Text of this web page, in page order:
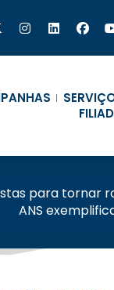
para tornar
ANS